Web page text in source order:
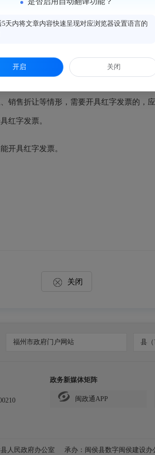
、应税服务中止等情形，收到退回的发票
联时间未超过销售方开票当月；（2）销
销售折让等情形，需要开具红字发票的，
红字发票。
开具红字发票。
关闭
福州市政府门户网站 县
政务新媒体矩阵
闽政通APP
人民政府办公室 承办：闽侯县数字闽侯建设办
5天内将文章内容快速呈现对应浏览器设置语言的
开启 关闭